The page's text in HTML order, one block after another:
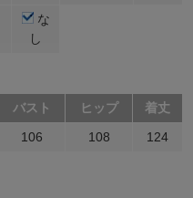
な
し
バスト ヒップ
着丈
106 108 124